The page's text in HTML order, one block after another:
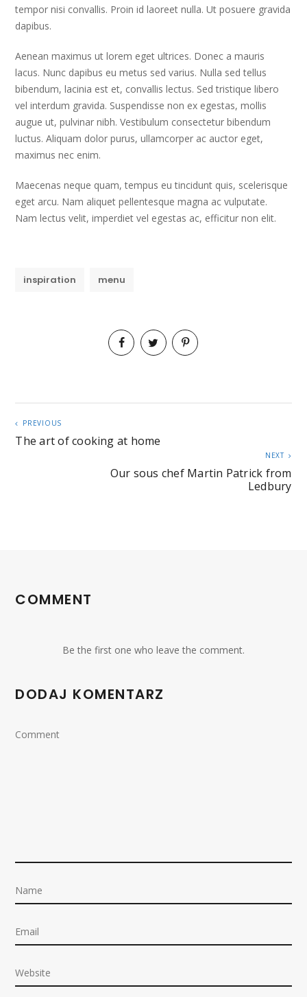
tempor nisi convallis. Proin id laoreet nulla. Ut posuere gravida
dapibus.
Aenean maximus ut lorem eget ultrices. Donec a mauris
lacus. Nunc dapibus eu metus sed varius. Nulla sed tellus
bibendum, lacinia est et, convallis lectus. Sed tristique libero
vel interdum gravida. Suspendisse non ex egestas, mollis
augue ut, pulvinar nibh. Vestibulum consectetur bibendum
luctus. Aliquam dolor purus, ullamcorper ac auctor eget,
maximus nec enim.
Maecenas neque quam, tempus eu tincidunt quis, scelerisque
eget arcu. Nam aliquet pellentesque magna ac vulputate.
Nam lectus velit, imperdiet vel egestas ac, efficitur non elit.
inspiration menu
PREVIOUS
The art of cooking at home
NEXT
Our sous chef Martin Patrick from
Ledbury
COMMENT
Be the first one who leave the comment.
DODAJ KOMENTARZ